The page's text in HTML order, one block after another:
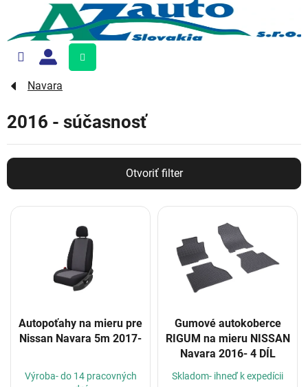
obsah
Nákupný
košík
Navara
2016 - súčasnosť
Otvoriť filter
V
Autopoťahy na mieru pre
Nissan Navara 5m 2017-
Výroba- do 14 pracovných
Gumové autokoberce
RIGUM na mieru NISSAN
Navara 2016- 4 DÍL
Skladom- ihneď k expedícii